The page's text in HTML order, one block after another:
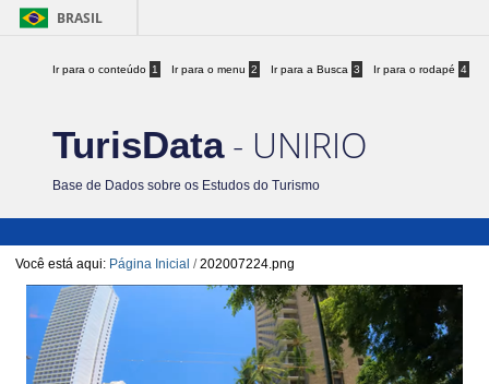
BRASIL
Ir para o conteúdo 1 Ir para o menu 2 Ir para a Busca 3 Ir para o rodapé 4
TurisData- UNIRIO
Base de Dados sobre os Estudos do Turismo
Você está aqui: Página Inicial /202007224.png